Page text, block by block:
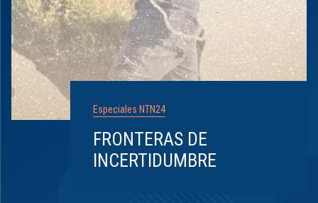
Especiales NTN24
FRONTERAS DE
INCERTIDUMBRE